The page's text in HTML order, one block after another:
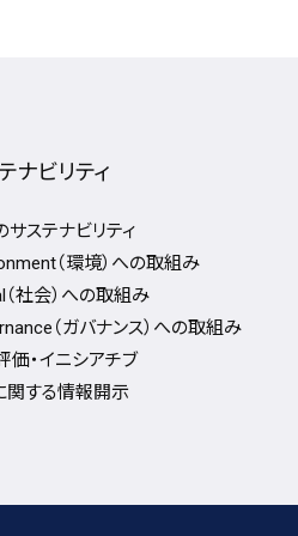
ナビリティ
サステナビリティ
（環境）への取組み
社会）への取組み
（ガバナンス）への取組み
価・イニシアチブ
関する情報開⽰